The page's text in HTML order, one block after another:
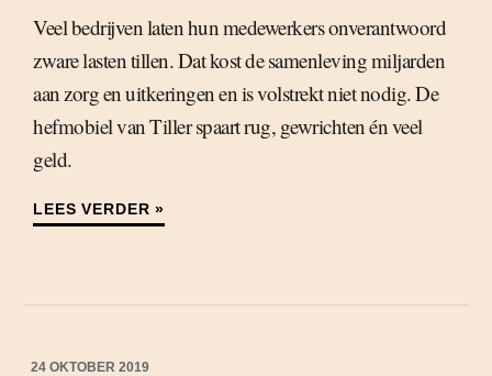
Veel bedrijven laten hun medewerkers onverantwoord
zware lasten tillen. Dat kost de samenleving miljarden
aan zorg en uitkeringen en is volstrekt niet nodig. De
hefmobiel van Tiller spaart rug, gewrichten én veel
geld.
LEES VERDER »
24 OKTOBER 2019